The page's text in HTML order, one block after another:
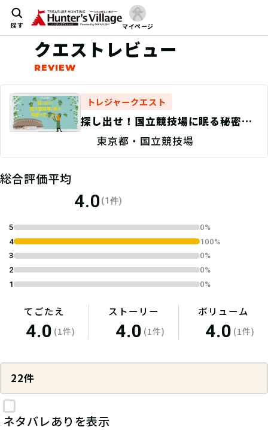
探す マイページ
クエストレビュー
トレジャークエスト
探し出せ！国立競技場に眠る秘密の
宝
東京都・国立競技場
総合評価平均
4.0 (1件)
5
0%
4
100%
3
0%
2
0%
1
0%
てごたえ
4.0 (1件)
ストーリー
4.0 (1件)
ボリューム
4.0 (1件)
22件
ネタバレありを表示